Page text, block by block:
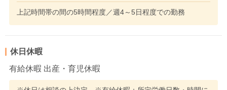
上記時間帯の間の5時間程度／週4～5日程度での勤務
休日休暇
有給休暇 出産・育児休暇